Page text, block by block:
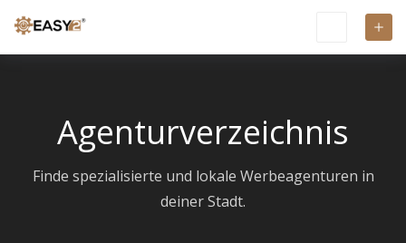
Agenturverzeichnis
Finde spezialisierte und lokale Werbeagenturen in
deiner Stadt.